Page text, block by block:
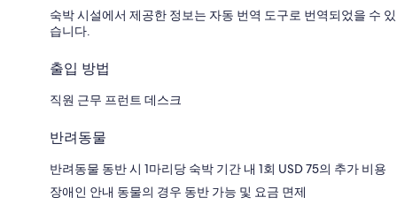
숙박 시설에서 제공한 정보는 자동 번역 도구로 번역되었을 수 있
습니다.
출입 방법
직원 근무 프런트 데스크
반려동물
반려동물 동반 시 1마리당 숙박 기간 내 1회 USD 75의 추가 비용
장애인 안내 동물의 경우 동반 가능 및 요금 면제